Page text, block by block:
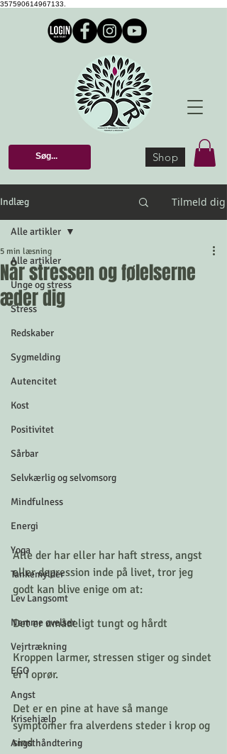
357590614967133.
Shop
Indlæg Tilmeld dig
Alle artikler
Unge og stress
Stress
Redskaber
Sygmelding
Autencitet
Kost
Positivitet
Sårbar
Selvkærlig og selvomsorg
Mindfulness
Energi
Yoga
Tankemylder
Lev Langsomt
Nemme øvelser
Vejrtrækning
EGO
Angst
Krisehjælp
Angsthåndtering
Alle artikler
Når stressen og følelserne
æder dig
5 min læsning
Alle der har eller har haft stress, angst
eller depression inde på livet, tror jeg
godt kan blive enige om at:
Det er umådeligt tungt og hårdt
Kroppen larmer, stressen stiger og sindet
er i oprør.
Det er en pine at have så mange
symptomer fra alverdens steder i krop og
sind